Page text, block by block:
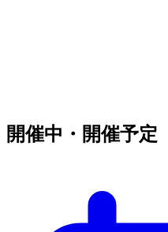
開催中・開催予定